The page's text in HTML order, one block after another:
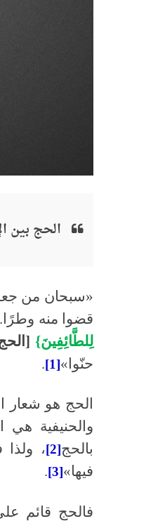
الحج بين
«سبحان من جعل
قضوا منه
لِلطَّائِفِينَ} [الحج:
حنّوا»[1]
.
الحج هو شعار
والحنيفية هي
بالحج[2]
،
فيها»[3]
.
فالحج قائم